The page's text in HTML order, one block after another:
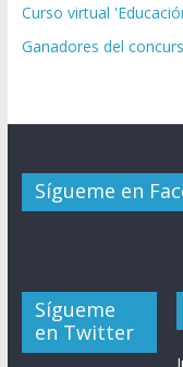
Curso virtual
Ganadores del
Sígueme en
Sígueme
en Twitter